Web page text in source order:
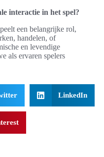
interactie in het spel?
een belangrijke rol,
handelen, of
en levendige
als ervaren spelers
LinkedIn